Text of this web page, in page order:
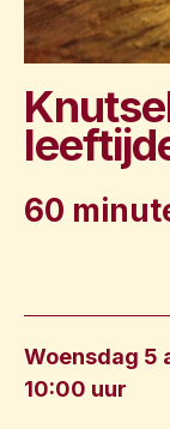
60
Woensdag 5
10:00 uur